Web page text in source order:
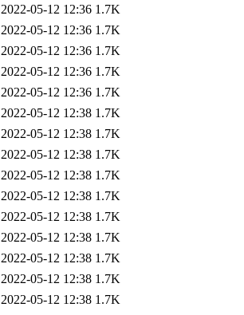
2022-05-12 12:36 1.7K
2022-05-12 12:36 1.7K
2022-05-12 12:36 1.7K
2022-05-12 12:36 1.7K
2022-05-12 12:36 1.7K
2022-05-12 12:38 1.7K
2022-05-12 12:38 1.7K
2022-05-12 12:38 1.7K
2022-05-12 12:38 1.7K
2022-05-12 12:38 1.7K
2022-05-12 12:38 1.7K
2022-05-12 12:38 1.7K
2022-05-12 12:38 1.7K
2022-05-12 12:38 1.7K
2022-05-12 12:38 1.7K